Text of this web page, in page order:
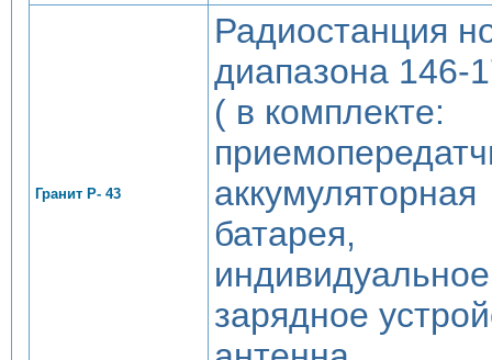
Гранит Р- 43
Радиостанция
диапазона 146-
( в комплекте:
аккумуляторная
батарея,
индивидуальное
зарядное